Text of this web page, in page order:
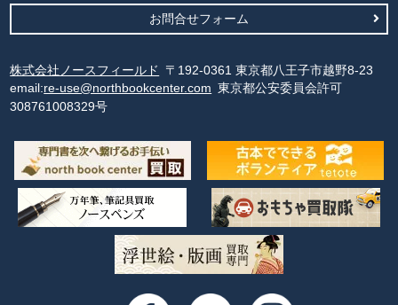
お問合せフォーム
株式会社ノースフィールド
〒192-0361 東京都八王子市越野8-23
email:re-use@northbookcenter.com 東京都公安委員会許可
308761008329号